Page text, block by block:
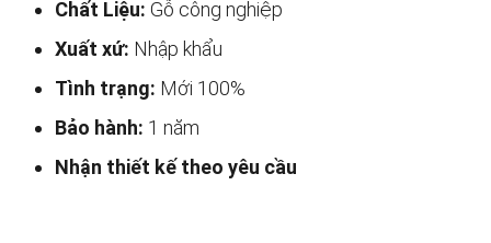
Chất Liệu: Gỗ công nghiệp
Xuất xứ: Nhập khẩu
Tình trạng: Mới 100%
Bảo hành: 1 năm
Nhận thiết kế theo yêu cầu